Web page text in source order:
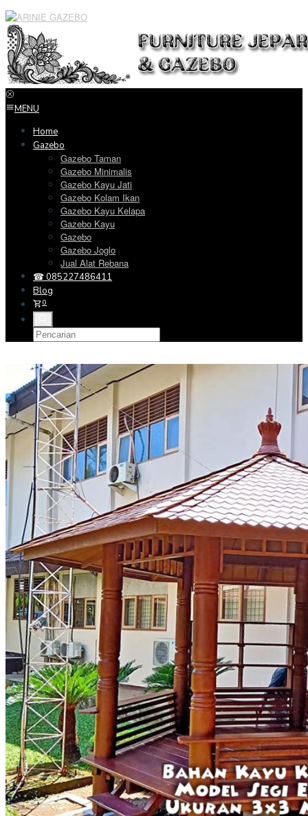
Loncat
ke
konten
MENU
Home
Gazebo
Gazebo Taman
Gazebo Minimalis
Gazebo Kayu Jati
Gazebo Kolam Ikan
Gazebo Kayu Kelapa
Gazebo Kayu
Gazebo
Gazebo Joglo
Jual Alat Rebana
☎ 085227486411
Blog
0